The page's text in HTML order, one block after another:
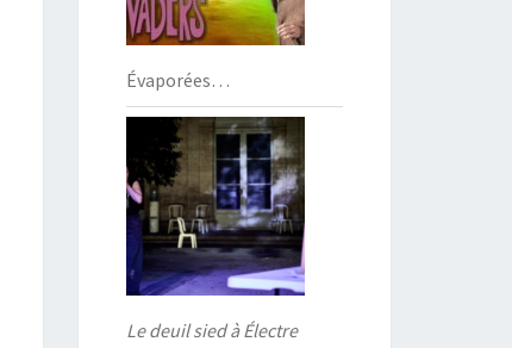
Évaporées…
Le deuil sied à Électre